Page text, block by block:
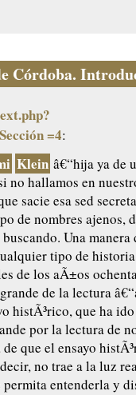
Córdoba.
=4:
Klein â€“hija ya de
no hallamos en
sacie esa sed
de nombres ajenos,
Una manera
tipo de
de los aÃ±os
de la lectura
histÃ³rico, que ha
por la lectura de
que el ensayo
no trae a la luz
entenderla y